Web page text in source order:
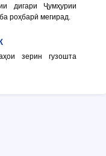
дигари Ҷумҳурии
роҳбарӣ мегирад.
зерин гузошта